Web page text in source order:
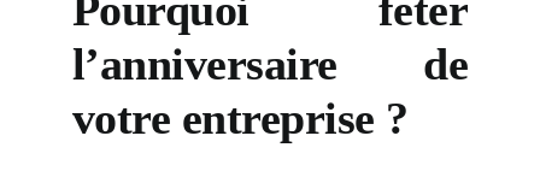
l’anniversaire de
votre entreprise ?